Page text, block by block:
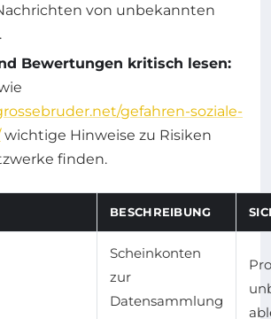
von unbekannten
Bewertungen kritisch lesen:
gefahren-soziale-
wichtige Hinweise zu Risiken
finden.
BESCHREIBUNG
Scheinkonten
zur
Datensammlung